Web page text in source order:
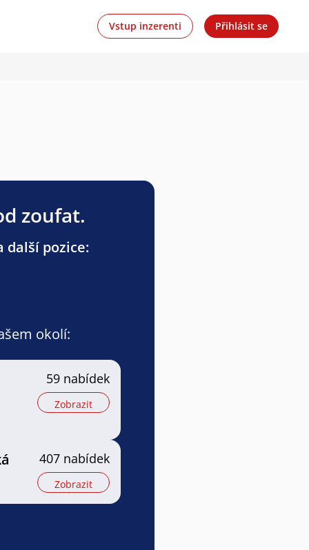
Vstup inzerenti Přihlásit se
zoufat.
další pozice:
okolí:
59 nabídek
Zobrazit
407 nabídek
Zobrazit